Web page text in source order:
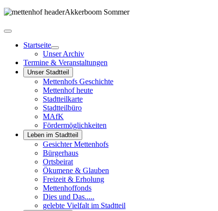
Startseite
Unser Archiv
Termine & Veranstaltungen
Unser Stadtteil
Mettenhofs Geschichte
Mettenhof heute
Stadtteilkarte
Stadtteilbüro
MAfK
Fördermöglichkeiten
Leben im Stadtteil
Gesichter Mettenhofs
Bürgerhaus
Ortsbeirat
Ökumene & Glauben
Freizeit & Erholung
Mettenhoffonds
Dies und Das.....
gelebte Vielfalt im Stadtteil